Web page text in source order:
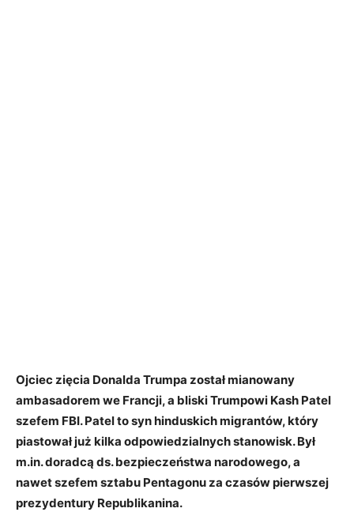
Ojciec zięcia Donalda Trumpa został mianowany
ambasadorem we Francji, a bliski Trumpowi Kash Patel
szefem FBI. Patel to syn hinduskich migrantów, który
piastował już kilka odpowiedzialnych stanowisk. Był
m.in. doradcą ds. bezpieczeństwa narodowego, a
nawet szefem sztabu Pentagonu za czasów pierwszej
prezydentury Republikanina.